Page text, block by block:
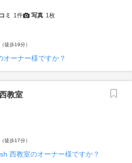
ミ 1件 写真 1枚
徒歩19分）
オーナー様ですか？
教室
徒歩17分）
西教室のオーナー様ですか？